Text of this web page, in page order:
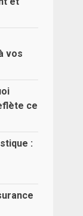
vos
ce
: